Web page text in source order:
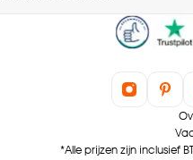
*Alle prijzen zijn inclusief